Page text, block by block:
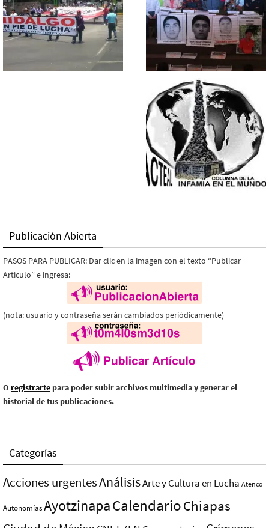
Publicación Abierta
PASOS PARA PUBLICAR: Dar clic en la imagen con el texto “Publicar
Artículo” e ingresa:
(nota: usuario y contraseña serán cambiados periódicamente)
O registrarte para poder subir archivos multimedia y generar el
historial de tus publicaciones.
Categorías
Acciones urgentesAnálisisArte y Cultura en Lucha Atenco
AutonomíasAyotzinapaCalendarioChiapas